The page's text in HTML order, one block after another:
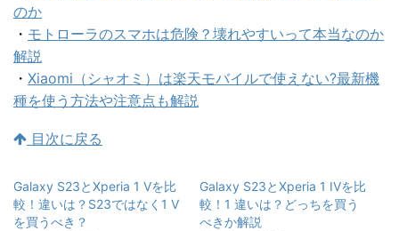
のか
・ モトローラのスマホは危険？壊れやすいって本当なのか
解説
・ Xiaomi（シャオミ）は楽天モバイルで使えない?最新機
種を使う方法や注意点も解説
目次に戻る
Galaxy S23とXperia 1 Vを比
較！違いは？S23ではなく1 V
を買うべき？
Galaxy S23とXperia 1 IVを比
較！1 違いは？どっちを買う
べきか解説